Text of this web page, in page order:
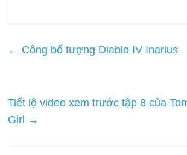
← Công bố tượng Diablo IV Inarius
Tiết lộ video xem trước tập 8 của
Girl →